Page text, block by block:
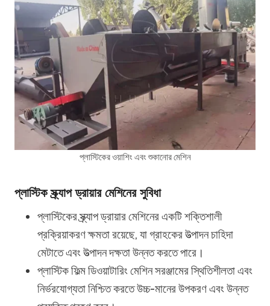
প্লাস্টিকের ওয়াশিং এবং শুকানোর মেশিন
প্লাস্টিক স্ক্র্যাপ ড্রায়ার মেশিনের সুবিধা
প্লাস্টিকের স্ক্র্যাপ ড্রায়ার মেশিনের একটি শক্তিশালী
প্রক্রিয়াকরণ ক্ষমতা রয়েছে, যা গ্রাহকের উত্পাদন চাহিদা
মেটাতে এবং উত্পাদন দক্ষতা উন্নত করতে পারে।
প্লাস্টিক ফিল্ম ডিওয়াটারিং মেশিন সরঞ্জামের স্থিতিশীলতা এবং
নির্ভরযোগ্যতা নিশ্চিত করতে উচ্চ-মানের উপকরণ এবং উন্নত